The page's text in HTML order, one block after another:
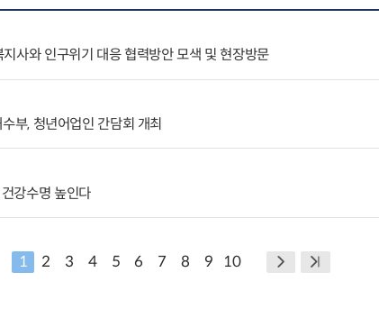
사와 인구위기 대응 협력방안 모색 및 현장방문
부, 청년어업인 간담회 개최
강수명 높인다
1 2 3 4 5 6 7 8 9 10